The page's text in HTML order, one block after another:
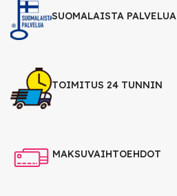
SUOMALAISTA PALVELUA
TOIMITUS 24 TUNNIN
MAKSUVAIHTOEHDOT